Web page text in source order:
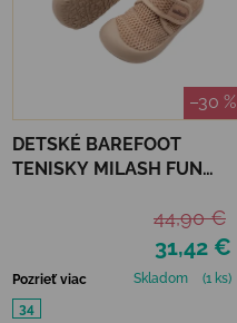
–30 %
DETSKÉ BAREFOOT
TENISKY MILASH FUN
31,42 €
44,90 €
Pozrieť viac Skladom
(1 ks)
34